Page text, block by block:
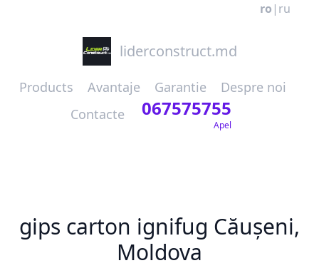
ro | ru
liderconstruct.md
Products Avantaje Garantie
Despre noi
Contacte
067575755
Apel
gips carton ignifug Căușeni,
Moldova